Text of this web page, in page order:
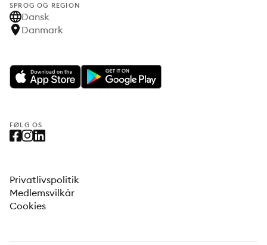
SPROG OG REGION
Dansk
Danmark
FØLG OS
Privatlivspolitik
Medlemsvilkår
Cookies